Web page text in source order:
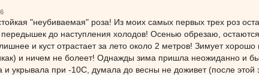
"неубиваемая" роза! Из моих самых первых трех роз
передышек до наступления холодов! Осенью обрезаю,
и куст отрастает за лето около 2 метров! Зимует
и ничем не болеет! Однажды зима пришла неожиданно и
и укрывала при -10С, думала до весны не доживет (после